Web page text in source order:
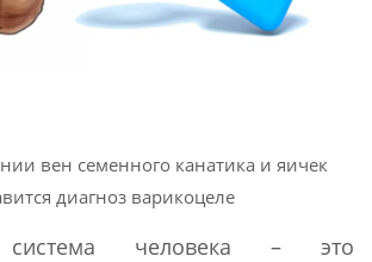
вен семенного канатика и яичек
диагноз варикоцеле
система человека – это